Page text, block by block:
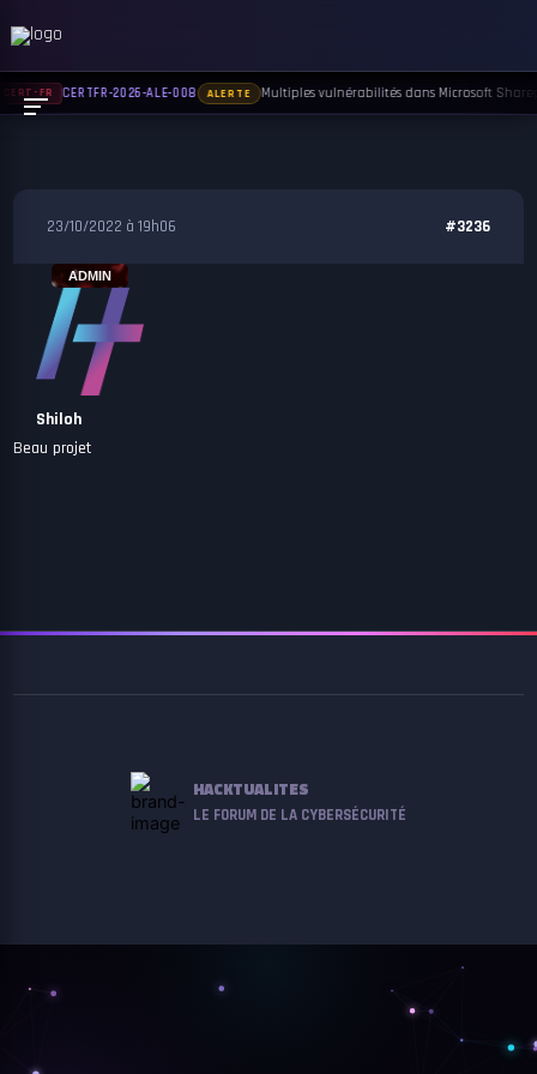
23/10/2022 à 19h06 #3236
ADMIN
Shiloh
Beau projet
HACKTUALITES
LE FORUM DE LA CYBERSÉCURITÉ
CERT-FR CERTFR-2026-ALE-008 ALERTE Multiples vulnérabilités dans Microsoft